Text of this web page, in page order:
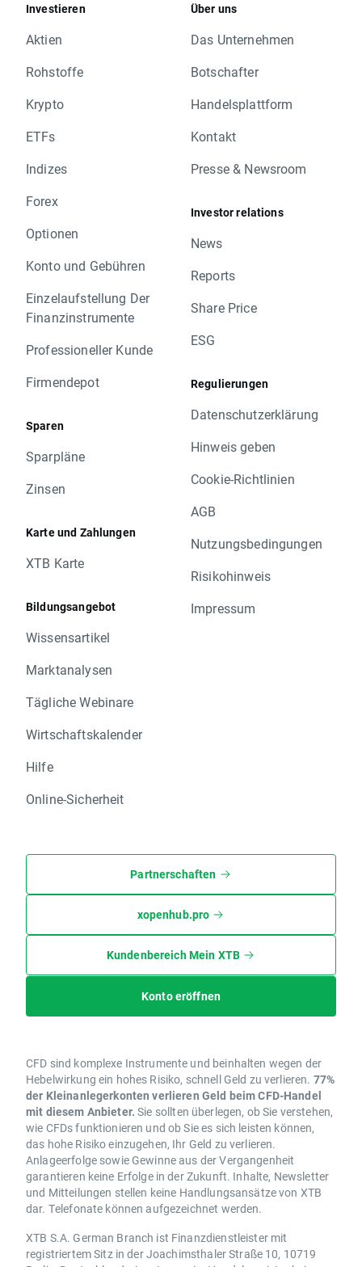
Investieren
Aktien
Rohstoffe
Krypto
ETFs
Indizes
Forex
Optionen
Konto und Gebühren
Einzelaufstellung Der
Finanzinstrumente
Professioneller Kunde
Firmendepot
Sparen
Sparpläne
Zinsen
Karte und Zahlungen
XTB Karte
Bildungsangebot
Wissensartikel
Marktanalysen
Tägliche Webinare
Wirtschaftskalender
Hilfe
Online-Sicherheit
Über uns
Das Unternehmen
Botschafter
Handelsplattform
Kontakt
Presse & Newsroom
Investor relations
News
Reports
Share Price
ESG
Regulierungen
Datenschutzerklärung
Hinweis geben
Cookie-Richtlinien
AGB
Nutzungsbedingungen
Risikohinweis
Impressum
Partnerschaften
xopenhub.pro
Kundenbereich Mein XTB
Konto eröffnen
CFD sind komplexe Instrumente und beinhalten wegen der
Hebelwirkung ein hohes Risiko, schnell Geld zu verlieren. 77%
der Kleinanlegerkonten verlieren Geld beim CFD-Handel
mit diesem Anbieter. Sie sollten überlegen, ob Sie verstehen,
wie CFDs funktionieren und ob Sie es sich leisten können,
das hohe Risiko einzugehen, Ihr Geld zu verlieren.
Anlageerfolge sowie Gewinne aus der Vergangenheit
garantieren keine Erfolge in der Zukunft. Inhalte, Newsletter
und Mitteilungen stellen keine Handlungsansätze von XTB
dar. Telefonate können aufgezeichnet werden.
XTB S.A. German Branch ist Finanzdienstleister mit
registriertem Sitz in der Joachimsthaler Straße 10, 10719